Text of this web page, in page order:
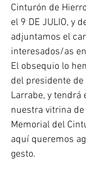
Cinturón de
el 9 DE JULIO, y
adjuntamos el
interesados/as
El obsequio lo
del presidente
Larrabe, y tendrá
nuestra vitrina
Memorial del
aquí queremos
gesto.